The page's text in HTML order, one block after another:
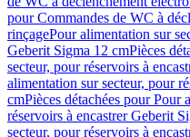
pour Commandes de WC à
rinçagePour alimentation sur
Geberit Sigma 12 cmPièces
secteur, pour réservoirs à
alimentation sur secteur, pour
cmPièces détachées pour Pour
réservoirs à encastrer Geberit
secteur, pour réservoirs à